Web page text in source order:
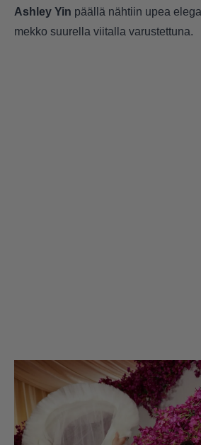
Ashley Yin päällä nähtiin upea
mekko suurella viitalla varustettuna.